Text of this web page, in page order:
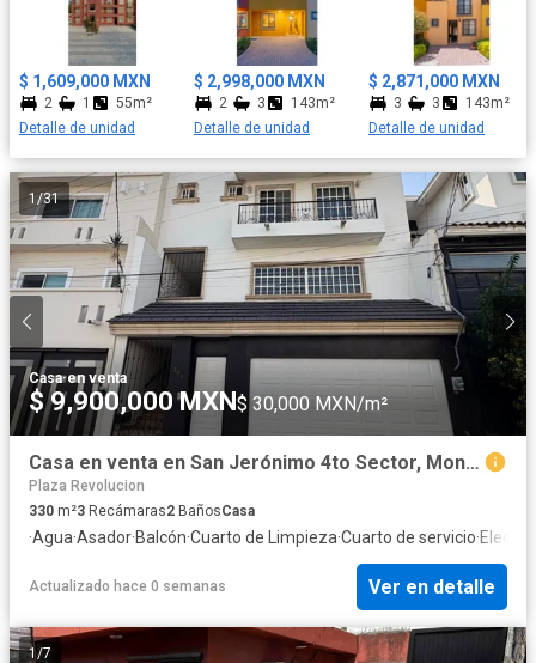
para aire acondicionado. El roof garden de todas las viviendas
cuentan con medio baño, pergolado con vidrio templado, fire pet,
preparación para jacuzzi y cocineta. Amenidades: - Áreas verdes
con asadores. - Juegos infantiles. - Canchas de usos múltiples. -
Canchas de pasto sintético. - Cancha de pádel. - Andadores con
500 metros de Liverpool. Aceptamos todo tipo de crédito y
asesoría gratis, aparta con $10,000.00
$ 1,609,000 MXN
2 1
55m²
Detalle de unidad
$ 2,998,000 MXN
2 3
143m²
Detalle de unidad
$ 2,871,000 MXN
3 3
143m²
Detalle de unidad
1/31
Casa·en venta
$ 9,900,000 MXN $ 30,000 MXN/m²
Casa en venta en San Jerónimo 4to Sector, Monterrey | 3 niveles y 330 m²
Plaza Revolucion
330 m²3 Recámaras2 BañosCasa
·Agua·Asador·Balcón·Cuarto de Limpieza·Cuarto de servicio·
Actualizado hace 0 semanas Ver en detalle
1/7